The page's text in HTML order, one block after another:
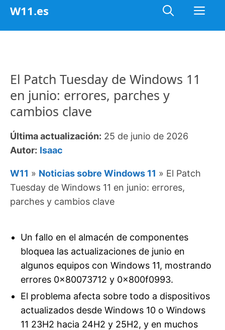
Saltar
W11.es
El Patch Tuesday de Windows 11
en junio: errores, parches y
cambios clave
Última actualización: 25 de junio de 2026
Autor: Isaac
W11 » Noticias sobre Windows 11 » El Patch
Tuesday de Windows 11 en junio: errores,
parches y cambios clave
Un fallo en el almacén de componentes
bloquea las actualizaciones de junio en
algunos equipos con Windows 11, mostrando
errores 0x80073712 y 0x800f0993.
El problema afecta sobre todo a dispositivos
actualizados desde Windows 10 o Windows
11 23H2 hacia 24H2 y 25H2, y en muchos